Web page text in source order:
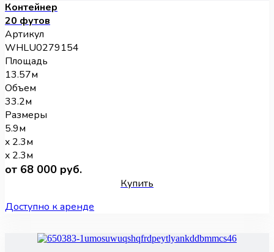
Контейнер
20 футов
Артикул
WHLU0279154
Площадь
13.57м
Объем
33.2м
Размеры
5.9м
x 2.3м
x 2.3м
от 68 000 руб.
Купить
Доступно к аренде